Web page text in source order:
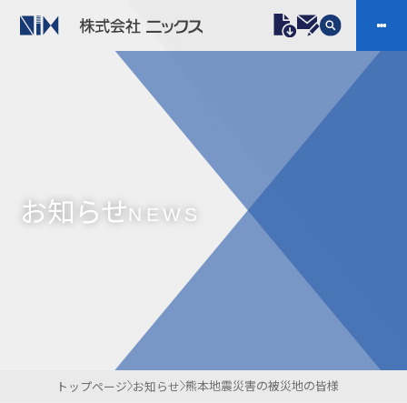
プラスチックファスナー 機構部品
ケーブルマーカー
樹脂継手、配管施工
防虫忌避製品ARINIX
プリント基板実装関連
会社案内
IR
お問い合わせ 開発・導入実績
よくあるご質問
お知らせNEWS
トップページ お知らせ 熊本地震災害の被災地の皆様